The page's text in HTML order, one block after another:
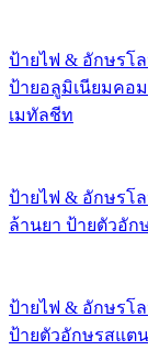
ป้ายไฟ & อักษรโ
ป้ายอลูมิเนียมคอ
เมทัลชีท
ป้ายไฟ & อักษรโ
ล้านยา ป้ายตัวอัก
ป้ายไฟ & อักษรโ
ป้ายตัวอักษรสแต